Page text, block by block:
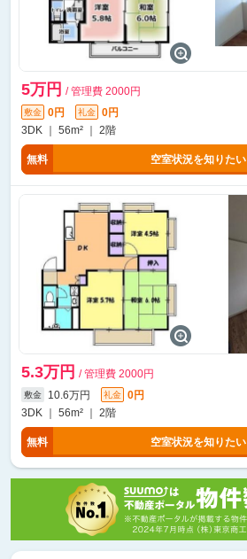
5万円 / 管理費 2000円
敷金 0円 礼金
0円
3DK ｜ 56m² ｜ 2階
無料 空室状況を知りたい
5.3万円 / 管理費 2000円
敷金 10.6万円 礼金
0円
3DK ｜ 56m² ｜ 2階
無料 空室状況を知りたい